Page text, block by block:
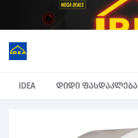
IDEA დიდი ფასდაკლება